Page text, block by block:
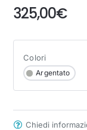
325,00€
Colori
Argentato
Chiedi